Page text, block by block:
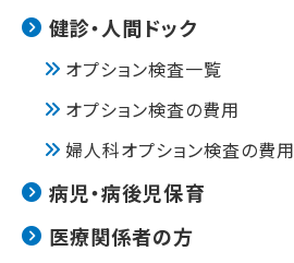
健診・人間ドック
オプション検査一覧
オプション検査の費用
婦人科オプション検査の費用
病児・病後児保育
医療関係者の方